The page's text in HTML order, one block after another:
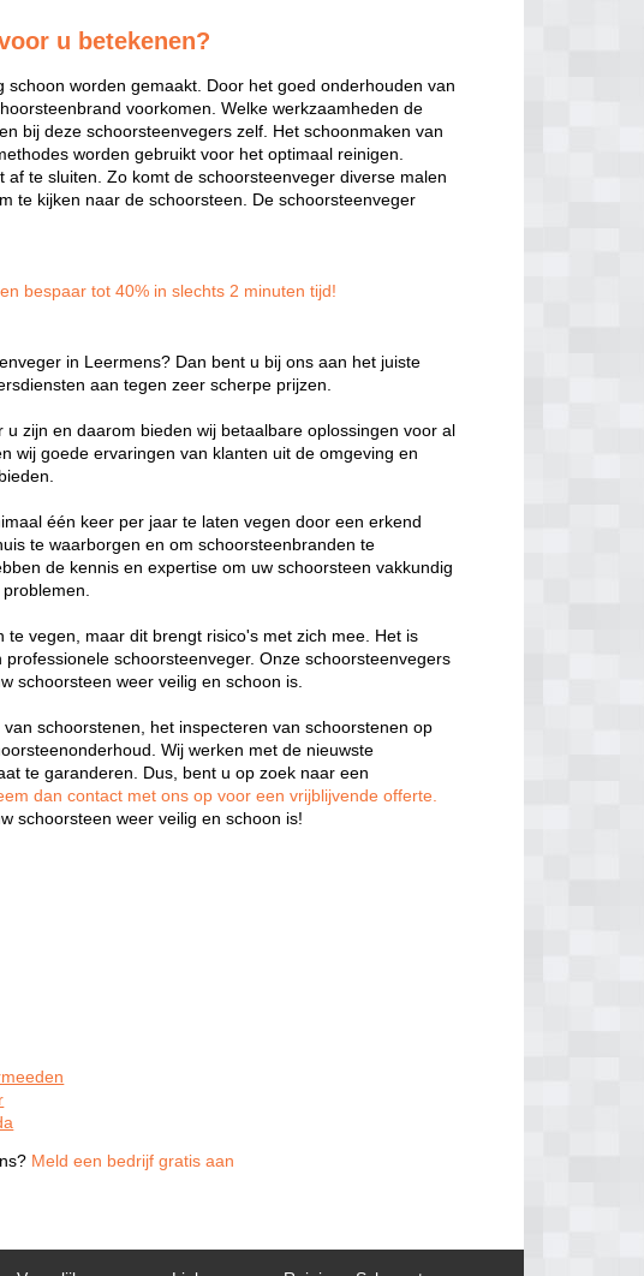
u betekenen?
worden gemaakt. Door het goed onderhouden van
voorkomen. Welke werkzaamheden de
bij deze schoorsteenvegers zelf. Het schoonmaken van
worden gebruikt voor het optimaal reinigen.
te sluiten. Zo komt de schoorsteenveger diverse malen
te kijken naar de schoorsteen. De schoorsteenveger
bespaar tot 40% in slechts 2 minuten tijd!
in Leermens? Dan bent u bij ons aan het juiste
aan tegen zeer scherpe prijzen.
zijn en daarom bieden wij betaalbare oplossingen voor al
wij goede ervaringen van klanten uit de omgeving en
één keer per jaar te laten vegen door een erkend
te waarborgen en om schoorsteenbranden te
de kennis en expertise om uw schoorsteen vakkundig
vegen, maar dit brengt risico's met zich mee. Het is
schoorsteenveger. Onze schoorsteenvegers
schoorsteen weer veilig en schoon is.
schoorstenen, het inspecteren van schoorstenen op
Wij werken met de nieuwste
te garanderen. Dus, bent u op zoek naar een
dan contact met ons op voor een vrijblijvende offerte.
schoorsteen weer veilig en schoon is!
Meld een bedrijf gratis aan